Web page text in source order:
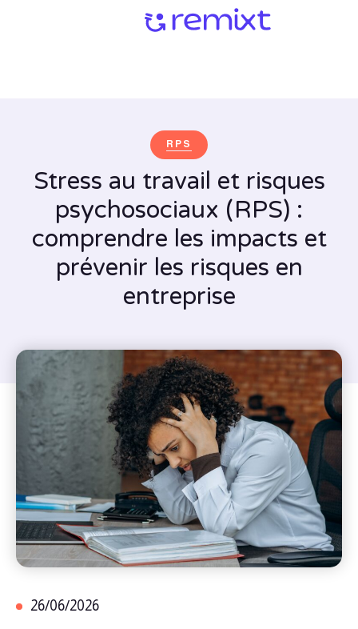
RPS
Stress au travail et risques
psychosociaux (RPS) :
comprendre les impacts et
prévenir les risques en
entreprise
26/06/2026